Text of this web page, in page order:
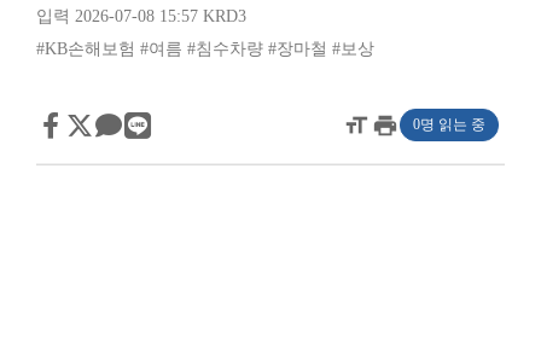
입력 2026-07-08 15:57 KRD3
#KB손해보험 #여름 #침수차량 #장마철 #보상
format_sizeprint 0명 읽는 중